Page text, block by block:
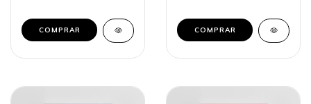
COMPRAR COMPRAR